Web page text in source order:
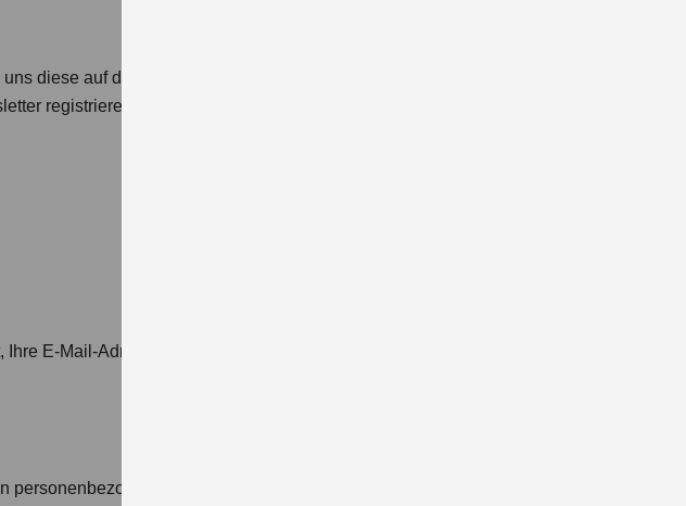
diese auf der Website freiwillig zur Verfügung
registrieren, eine Bestellung aufgeben oder
E-Mail-Adresse, Ihr Kontaktaufnahmethema
personenbezogenen Daten ausschließlich dazu,